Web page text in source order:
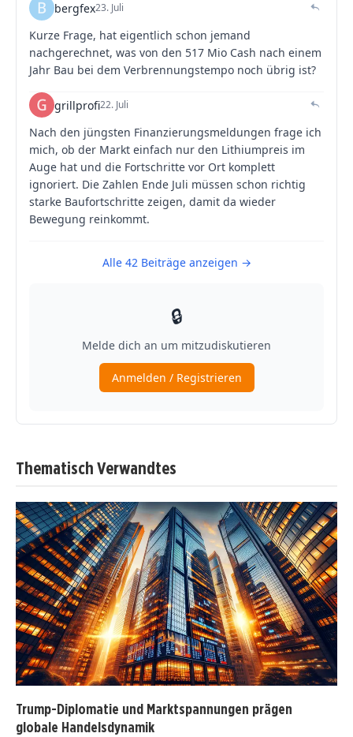
Thematisch Verwandtes
Trump-Diplomatie und Marktspannungen prägen
globale Handelsdynamik